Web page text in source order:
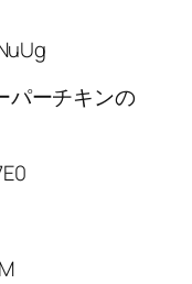
パーチキンの